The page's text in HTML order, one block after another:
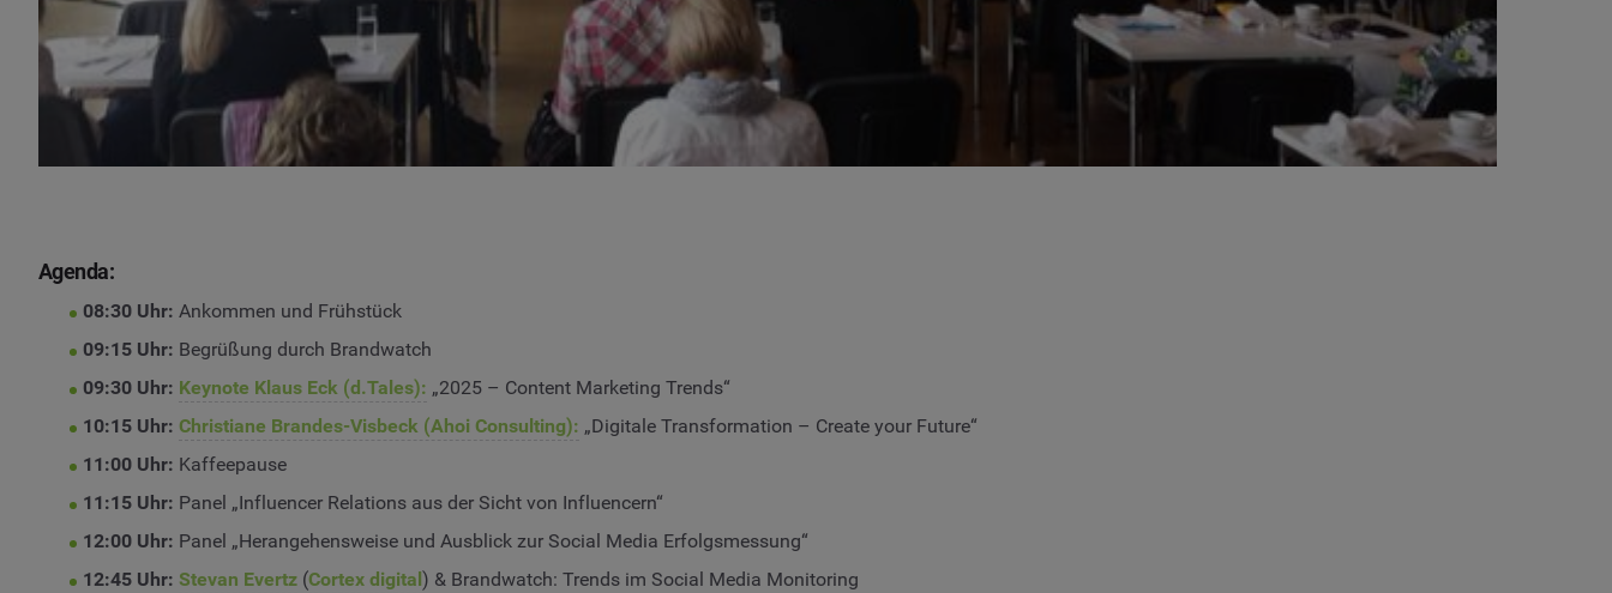
Agenda:
08:30 Uhr: Ankommen und Frühstück
09:15 Uhr: Begrüßung durch Brandwatch
09:30 Uhr: Keynote Klaus Eck (d.Tales): „2025 – Content Marketing Trends“
10:15 Uhr: Christiane Brandes-Visbeck (Ahoi Consulting): „Digitale Transformation – Create your Future“
11:00 Uhr: Kaffeepause
11:15 Uhr: Panel „Influencer Relations aus der Sicht von Influencern“
12:00 Uhr: Panel „Herangehensweise und Ausblick zur Social Media Erfolgsmessung“
12:45 Uhr: Stevan Evertz(Cortex digital ) & Brandwatch: Trends im Social Media Monitoring